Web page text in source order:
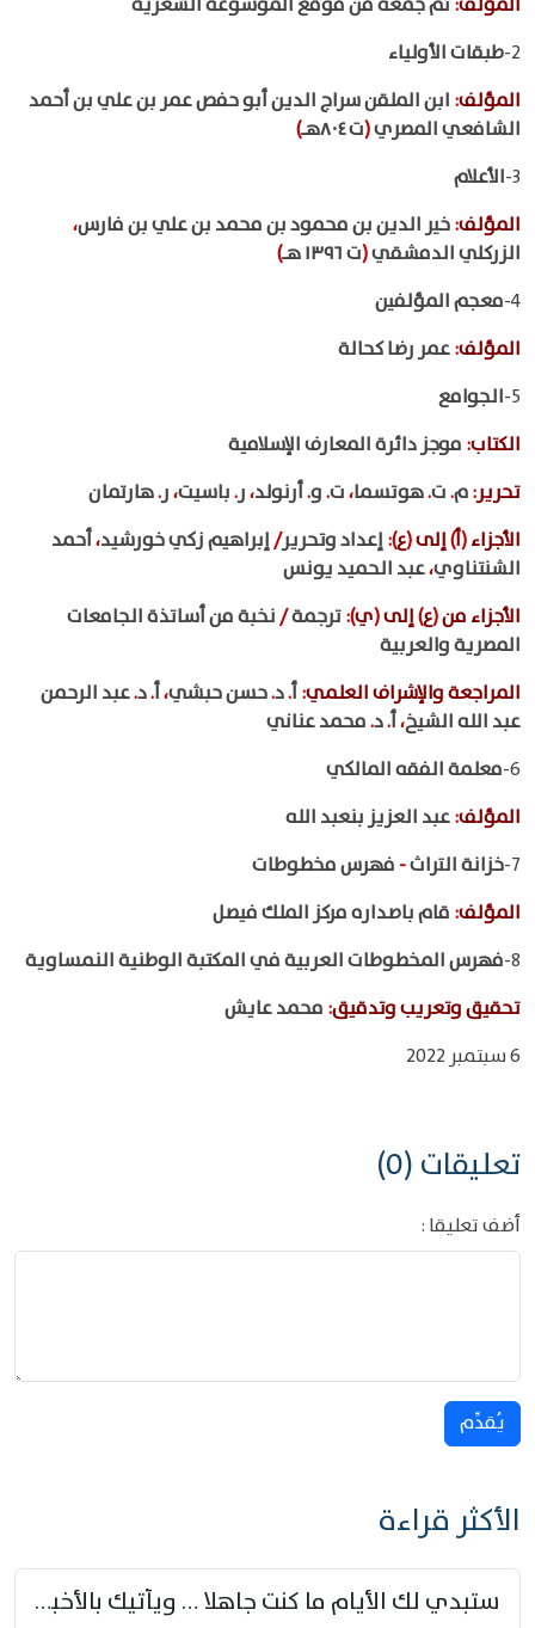
2- طبقات الأولياء
المؤلف: ابن الملقن سراج الدين أبو حفص عمر بن علي بن أحمد
الشافعي المصري(ت ٨٠٤هـ
)
3- الأعلام
المؤلف:خير الدين بن محمود بن محمد بن علي بن فارس،
الزركلي الدمشقي(ت ١٣٩٦ هـ
)
4- معجم المؤلفين
المؤلف:عمر رضا كحالة
5- الجوامع
الكتاب: موجز دائرة المعارف الإسلامية
تحرير:م.ت.هوتسما،ت.و.أرنولد،ر.باسيت،ر.هارتمان
الأجزاء(أ)إلى(ع):إعداد وتحرير/إبراهيم زكي خورشيد،أحمد
الشنتناوي،عبد الحميد يونس
الأجزاء من(ع)إلى(ي):ترجمة/نخبة من أساتذة الجامعات
المصرية والعربية
المراجعة والإشراف العلمي:أ.د.حسن حبشي،أ.د.عبد الرحمن
عبد الله الشيخ،أ.د.محمد عناني
6- معلمة الفقه المالكي
المؤلف:عبد العزيز بنعبد الله
7- خزانة التراث- فهرس مخطوطات
المؤلف: قام باصداره مركز الملك فيصل
8- فهرس المخطوطات العربية في المكتبة الوطنية النمساوية
تحقيق وتعريب وتدقيق: محمد عايش
6 سبتمبر 2022
تعليقات (0)
أضف تعليقا :
يُقدِّم
الأكثر قراءة
ستبدي لك الأيام ما كنت جاهلا … ويأتيك بالأخبار من لم تزوّد